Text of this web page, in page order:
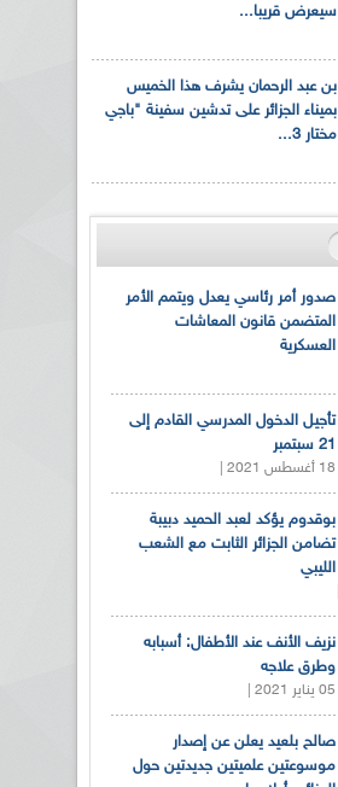
سيعرض قريبا...
بن عبد الرحمان يشرف هذا الخميس
بميناء الجزائر على تدشين سفينة "باجي
مختار 3...
صدور أمر رئاسي يعدل ويتمم الأمر
المتضمن قانون المعاشات
العسكرية
تأجيل الدخول المدرسي القادم إلى
21 سبتمبر
18 أغسطس 2021 |
بوقدوم يؤكد لعبد الحميد دبيبة
تضامن الجزائر الثابت مع الشعب
الليبي
نزيف الأنف عند الأطفال: أسبابه
وطرق علاجه
05 يناير 2021 |
صالح بلعيد يعلن عن إصدار
موسوعتين علميتين جديدتين حول